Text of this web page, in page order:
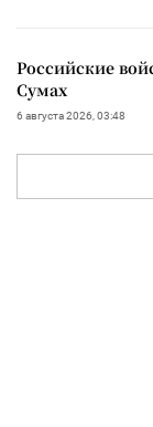
Российские
Сумах
6 августа 2026, 03:48